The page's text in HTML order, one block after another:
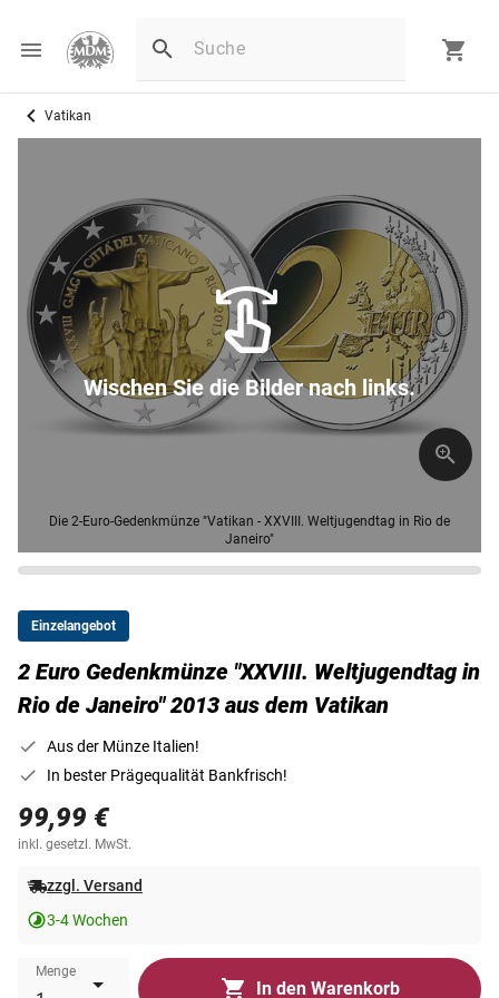
Vatikan
Die 2-Euro-Gedenkmünze "Vatikan - XXVIII. Weltjugendtag in Rio de
Janeiro"
Wischen Sie die Bilder nach links.
Einzelangebot
2 Euro Gedenkmünze "XXVIII. Weltjugendtag in
Rio de Janeiro" 2013 aus dem Vatikan
Aus der Münze Italien!
In bester Prägequalität Bankfrisch!
99,99 €
inkl. gesetzl. MwSt.
zzgl. Versand
3-4 Wochen
Menge
In den Warenkorb